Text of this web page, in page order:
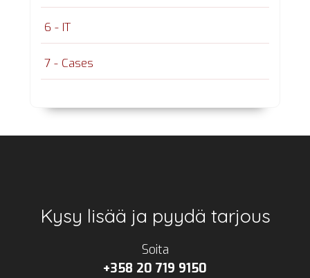
6 - IT
7 - Cases
Footer
Kysy lisää ja pyydä tarjous
Soita
+358 20 719 9150